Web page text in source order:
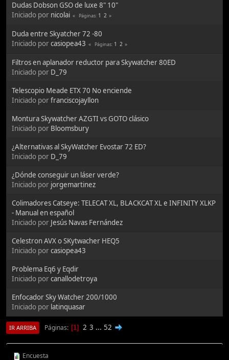
Dudas Dobson GSO de luxe 8" 10"
Iniciado por nicolai Páginas 1 2
Duda entre Skyatcher 72 -80
Iniciado porcasiopea43 Páginas 1 2
Filtros en aplanador reductor para Skywatcher 80ED
Iniciado por D_79
Telescopio Meade ETX 70 No enciende
Iniciado porfranciscojayllon
Montura Skywatcher AZGTI vs GOTO clásico
Iniciado por Bloomsbury
¿Alternativas al SkyWatcher Evostar 72 ED?
Iniciado por D_79
¿Dónde conseguir un láser verde?
Iniciado por jorgemartinez
Colimadores Catseye: TELECAT XL, BLACKCAT XL e INFINITY XLKP
- Manual en español
Iniciado por Jesús Navas Fernández
Celestron AVX o SKytwacher HEQ5
Iniciado porcasiopea43
Problema Eq6 y Eqdir
Iniciado porcanallodetroya
Enfocador Sky Watcher 200/1000
Iniciado por latinquasar
IR ARRIBA Páginas 1 2 3 ... 52
Encuesta